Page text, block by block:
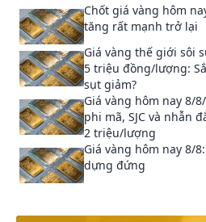
Chốt giá vàng hôm
tăng rất mạnh trở lại
Giá vàng thế giới sôi
5 triệu đồng/lượng:
sụt giảm?
Giá vàng hôm nay 8/
phi mã, SJC và nhẫn
2 triệu/lượng
Giá vàng hôm nay 8/
dựng đứng